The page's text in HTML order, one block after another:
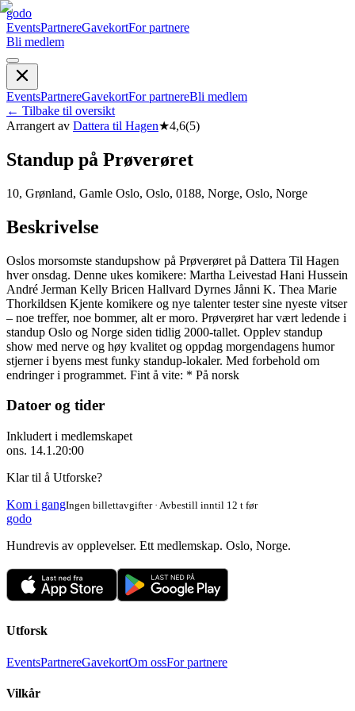
godo
EventsPartnereGavekortFor partnere
Bli medlem
EventsPartnereGavekortFor partnereBli medlem
← Tilbake til oversikt
Arrangert av Dattera til Hagen★4,6(5)
Standup på Prøverøret
10, Grønland, Gamle Oslo, Oslo, 0188, Norge, Oslo, Norge
Beskrivelse
Oslos morsomste standupshow på Prøverøret på Dattera Til Hagen
hver onsdag. Denne ukes komikere: Martha Leivestad Hani Hussein
André Jerman Kelly Bricen Hallvard Dyrnes Jånni K. Thea Marie
Thorkildsen Kjente komikere og nye talenter tester sine nyeste vitser
– noe treffer, noe bommer, alt er moro. Prøverøret har vært ledende i
standup Oslo og Norge siden tidlig 2000-tallet. Opplev standup
show med nerve og høy kvalitet og oppdag morgendagens humor
stjerner i byens mest funky standup-lokaler. Med forbehold om
endringer i programmet. Fint å vite: * På norsk
Datoer og tider
Inkludert i medlemskapet
ons. 14.1.20:00
Klar til å Utforske?
Kom i gangIngen billettavgifter · Avbestill inntil 12 t før
godo
Hundrevis av opplevelser. Ett medlemskap. Oslo, Norge.
Utforsk
EventsPartnereGavekortOm ossFor partnere
Vilkår